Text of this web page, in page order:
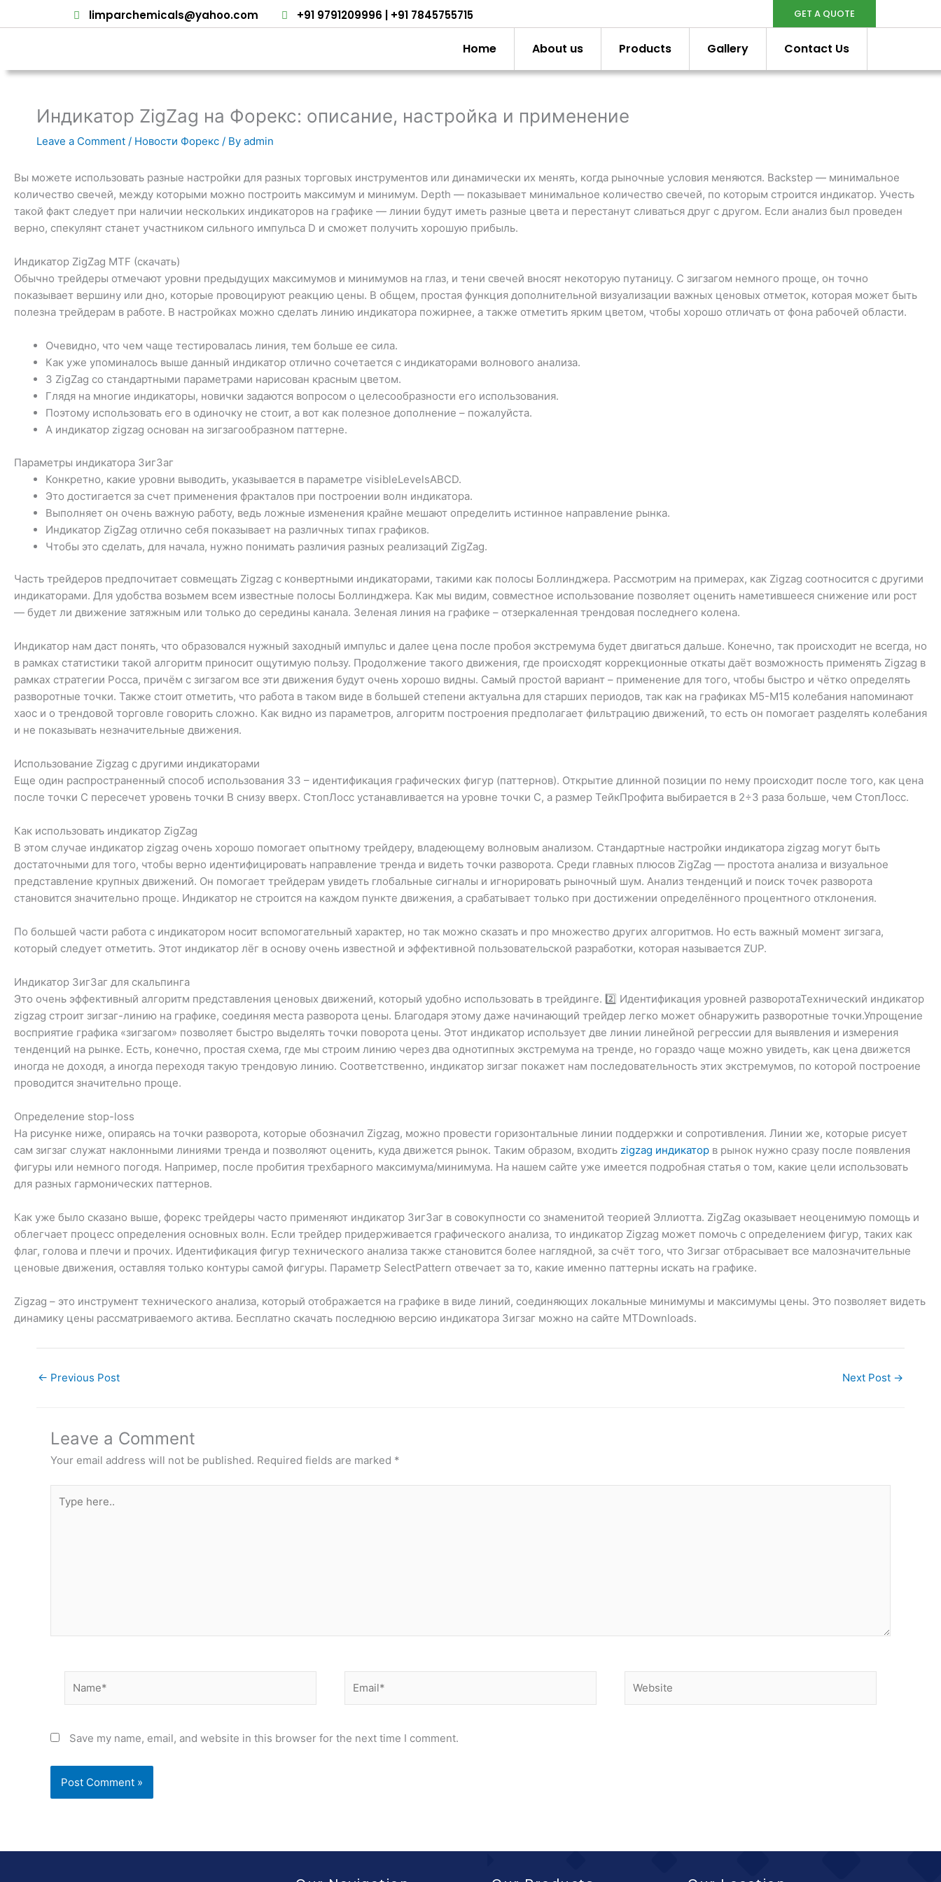
to
limparchemicals@yahoo.com +91 9791209996 | +91 7845755715 GET A QUOTE
Home About us Products Gallery Contact Us
Индикатор ZigZag на Форекс: описание, настройка и применение
Leave a Comment / Новости Форекс / By admin
Вы можете использовать разные настройки для разных торговых инструментов или динамически их менять, когда рыночные условия меняются. Backstep — минимальное
количество свечей, между которыми можно построить максимум и минимум. Depth — показывает минимальное количество свечей, по которым строится индикатор. Учесть
такой факт следует при наличии нескольких индикаторов на графике — линии будут иметь разные цвета и перестанут сливаться друг с другом. Если анализ был проведен
верно, спекулянт станет участником сильного импульса D и сможет получить хорошую прибыль.
Индикатор ZigZag MTF (скачать)
Обычно трейдеры отмечают уровни предыдущих максимумов и минимумов на глаз, и тени свечей вносят некоторую путаницу. С зигзагом немного проще, он точно
показывает вершину или дно, которые провоцируют реакцию цены. В общем, простая функция дополнительной визуализации важных ценовых отметок, которая может быть
полезна трейдерам в работе. В настройках можно сделать линию индикатора пожирнее, а также отметить ярким цветом, чтобы хорошо отличать от фона рабочей области.
Очевидно, что чем чаще тестировалась линия, тем больше ее сила.
Как уже упоминалось выше данный индикатор отлично сочетается с индикаторами волнового анализа.
3 ZigZag со стандартными параметрами нарисован красным цветом.
Глядя на многие индикаторы, новички задаются вопросом о целесообразности его использования.
Поэтому использовать его в одиночку не стоит, а вот как полезное дополнение – пожалуйста.
А индикатор zigzag основан на зигзагообразном паттерне.
Параметры индикатора ЗигЗаг
Конкретно, какие уровни выводить, указывается в параметре visibleLevelsABCD.
Это достигается за счет применения фракталов при построении волн индикатора.
Выполняет он очень важную работу, ведь ложные изменения крайне мешают определить истинное направление рынка.
Индикатор ZigZag отлично себя показывает на различных типах графиков.
Чтобы это сделать, для начала, нужно понимать различия разных реализаций ZigZag.
Часть трейдеров предпочитает совмещать Zigzag с конвертными индикаторами, такими как полосы Боллинджера. Рассмотрим на примерах, как Zigzag соотносится с другими
индикаторами. Для удобства возьмем всем известные полосы Боллинджера. Как мы видим, совместное использование позволяет оценить наметившееся снижение или рост
— будет ли движение затяжным или только до середины канала. Зеленая линия на графике – отзеркаленная трендовая последнего колена.
Индикатор нам даст понять, что образовался нужный заходный импульс и далее цена после пробоя экстремума будет двигаться дальше. Конечно, так происходит не всегда, но
в рамках статистики такой алгоритм приносит ощутимую пользу. Продолжение такого движения, где происходят коррекционные откаты даёт возможность применять Zigzag в
рамках стратегии Росса, причём с зигзагом все эти движения будут очень хорошо видны. Самый простой вариант – применение для того, чтобы быстро и чётко определять
разворотные точки. Также стоит отметить, что работа в таком виде в большей степени актуальна для старших периодов, так как на графиках М5-М15 колебания напоминают
хаос и о трендовой торговле говорить сложно. Как видно из параметров, алгоритм построения предполагает фильтрацию движений, то есть он помогает разделять колебания
и не показывать незначительные движения.
Использование Zigzag с другими индикаторами
Еще один распространенный способ использования ЗЗ – идентификация графических фигур (паттернов). Открытие длинной позиции по нему происходит после того, как цена
после точки C пересечет уровень точки B снизу вверх. СтопЛосс устанавливается на уровне точки C, а размер ТейкПрофита выбирается в 2÷3 раза больше, чем СтопЛосс.
Как использовать индикатор ZigZag
В этом случае индикатор zigzag очень хорошо помогает опытному трейдеру, владеющему волновым анализом. Стандартные настройки индикатора zigzag могут быть
достаточными для того, чтобы верно идентифицировать направление тренда и видеть точки разворота. Среди главных плюсов ZigZag — простота анализа и визуальное
представление крупных движений. Он помогает трейдерам увидеть глобальные сигналы и игнорировать рыночный шум. Анализ тенденций и поиск точек разворота
становится значительно проще. Индикатор не строится на каждом пункте движения, а срабатывает только при достижении определённого процентного отклонения.
По большей части работа с индикатором носит вспомогательный характер, но так можно сказать и про множество других алгоритмов. Но есть важный момент зигзага,
который следует отметить. Этот индикатор лёг в основу очень известной и эффективной пользовательской разработки, которая называется ZUP.
Индикатор ЗигЗаг для скальпинга
Это очень эффективный алгоритм представления ценовых движений, который удобно использовать в трейдинге. 2️⃣ Идентификация уровней разворотаТехнический индикатор
zigzag строит зигзаг-линию на графике, соединяя места разворота цены. Благодаря этому даже начинающий трейдер легко может обнаружить разворотные точки.Упрощение
восприятие графика «зигзагом» позволяет быстро выделять точки поворота цены. Этот индикатор использует две линии линейной регрессии для выявления и измерения
тенденций на рынке. Есть, конечно, простая схема, где мы строим линию через два однотипных экстремума на тренде, но гораздо чаще можно увидеть, как цена движется
иногда не доходя, а иногда переходя такую трендовую линию. Соответственно, индикатор зигзаг покажет нам последовательность этих экстремумов, по которой построение
проводится значительно проще.
Определение stop-loss
На рисунке ниже, опираясь на точки разворота, которые обозначил Zigzag, можно провести горизонтальные линии поддержки и сопротивления. Линии же, которые рисует
сам зигзаг служат наклонными линиями тренда и позволяют оценить, куда движется рынок. Таким образом, входить zigzag индикатор в рынок нужно сразу после появления
фигуры или немного погодя. Например, после пробития трехбарного максимума/минимума. На нашем сайте уже имеется подробная статья о том, какие цели использовать
для разных гармонических паттернов.
Как уже было сказано выше, форекс трейдеры часто применяют индикатор ЗигЗаг в совокупности со знаменитой теорией Эллиотта. ZigZag оказывает неоценимую помощь и
облегчает процесс определения основных волн. Если трейдер придерживается графического анализа, то индикатор Zigzag может помочь с определением фигур, таких как
флаг, голова и плечи и прочих. Идентификация фигур технического анализа также становится более наглядной, за счёт того, что Зигзаг отбрасывает все малозначительные
ценовые движения, оставляя только контуры самой фигуры. Параметр SelectPattern отвечает за то, какие именно паттерны искать на графике.
Zigzag – это инструмент технического анализа, который отображается на графике в виде линий, соединяющих локальные минимумы и максимумы цены. Это позволяет видеть
динамику цены рассматриваемого актива. Бесплатно скачать последнюю версию индикатора Зигзаг можно на сайте MTDownloads.
← Previous Post Next Post →
Leave a Comment
Your email address will not be published. Required fields are marked *
here..
Save my name, email, and website in this browser for the next time I comment.